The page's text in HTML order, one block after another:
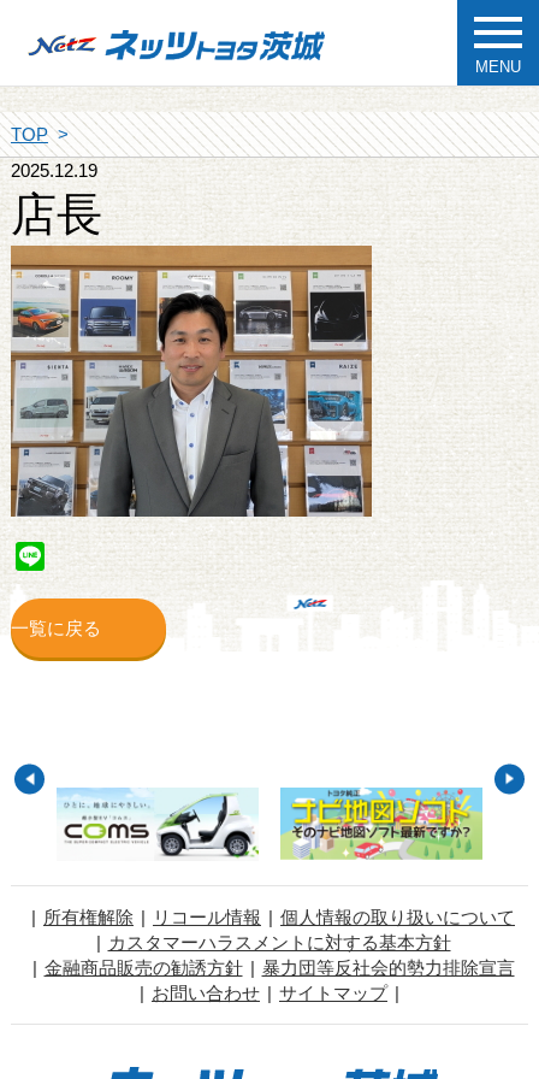
MENU
TOP
2025.12.19
店長
Line
一覧に戻る
所有権解除 リコール情報
個人情報の取り扱いについて
カスタマーハラスメントに対する基本方針
金融商品販売の勧誘方針
暴力団等反社会的勢力排除宣言
お問い合わせ
サイトマップ